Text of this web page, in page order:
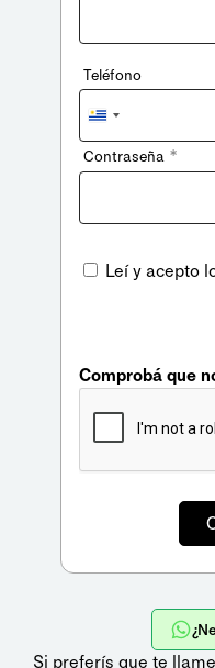
Teléfono
Uruguay
+598
Contraseña *
Leí y acepto
Comprobá que
Si preferís que te